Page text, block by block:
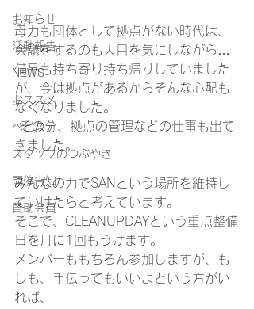
お知らせ
活動報告
NEWS
おススメ
ベビステ
スタッフのつぶやき
開催告知
賛助会員
母力も団体として拠点がない時代は、
会議をするのも人目を気にしながら…
備品も持ち寄り持ち帰りしていました
が、今は拠点があるからそんな心配も
なくなりました。
その分、拠点の管理などの仕事も出て
きました。
みんなの力でSANという場所を維持し
ていけたらと考えています。
そこで、CLEANUPDAYという重点整備
日を月に1回もうけます。
メンバーももちろん参加しますが、も
しも、手伝ってもいいよという方がい
れば、